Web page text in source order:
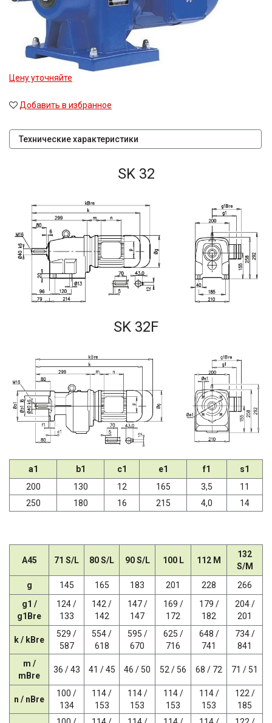
Цену уточняйте
Добавить в избранное
Технические характеристики
SK 32
SK 32F
a1 b1 c1 e1 f1
s1
200
130 12 165 3,5
11
250
180 16 215 4,0 14
A45 71 S/L 80 S/L 90 S/L 100 L 112 M
132
S/M
g
145 165 183 201 228
266
g1 /
g1Bre
124 /
133
142 /
142
147 /
147
169 /
172
179 /
182
204 /
201
k / kBre
529 /
587
554 /
618
595 /
670
625 /
716
648 /
741
734 /
841
m /
mBre
36 / 43 41 / 45 46 / 50 52 / 56 68 / 72 71 / 51
n / nBre
100 /
134
114 /
153
114 /
153
114 /
153
114 /
153
122 /
185